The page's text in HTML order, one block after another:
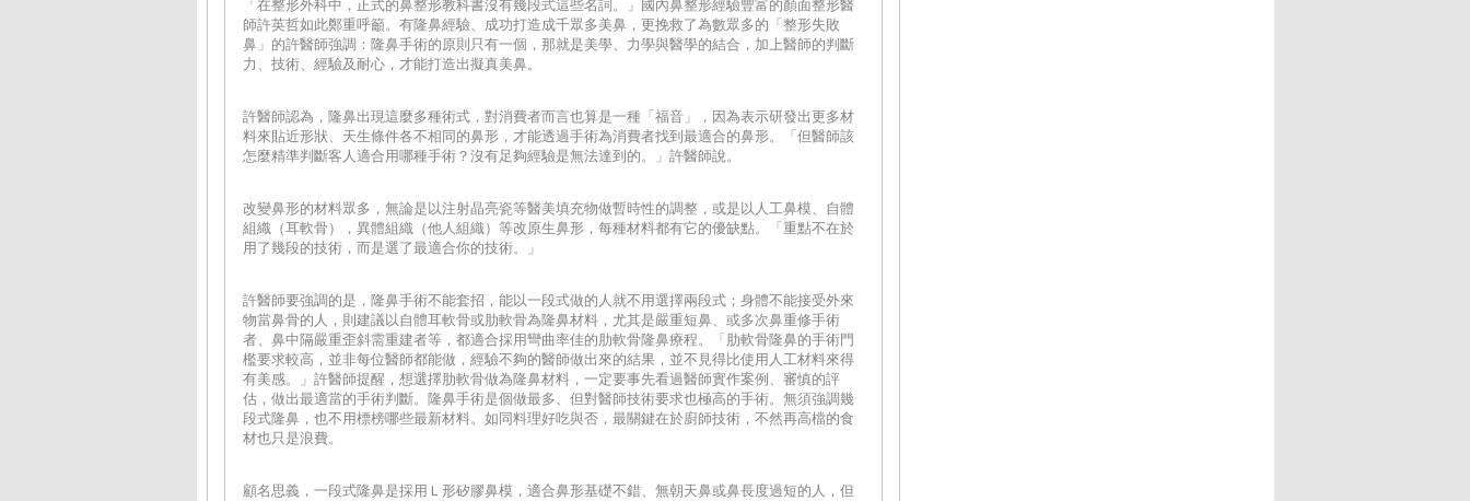
「在整形外科中，正式的鼻整形教科書沒有幾段式這些名詞。」國內鼻整形經驗豐富的顏面整形醫
師許英哲如此鄭重呼籲。有隆鼻經驗、成功打造成千眾多美鼻，更挽救了為數眾多的「整形失敗
鼻」的許醫師強調：隆鼻手術的原則只有一個，那就是美學、力學與醫學的結合，加上醫師的判斷
力、技術、經驗及耐心，才能打造出擬真美鼻。
許醫師認為，隆鼻出現這麼多種術式，對消費者而言也算是一種「福音」，因為表示研發出更多材
料來貼近形狀、天生條件各不相同的鼻形，才能透過手術為消費者找到最適合的鼻形。「但醫師該
怎麼精準判斷客人適合用哪種手術？沒有足夠經驗是無法達到的。」許醫師說。
改變鼻形的材料眾多，無論是以注射晶亮瓷等醫美填充物做暫時性的調整，或是以人工鼻模、自體
組織（耳軟骨），異體組織（他人組織）等改原生鼻形，每種材料都有它的優缺點。「重點不在於
用了幾段的技術，而是選了最適合你的技術。」
許醫師要強調的是，隆鼻手術不能套招，能以一段式做的人就不用選擇兩段式；身體不能接受外來
物當鼻骨的人，則建議以自體耳軟骨或肋軟骨為隆鼻材料，尤其是嚴重短鼻、或多次鼻重修手術
者、鼻中隔嚴重歪斜需重建者等，都適合採用彎曲率佳的肋軟骨隆鼻療程。「肋軟骨隆鼻的手術門
檻要求較高，並非每位醫師都能做，經驗不夠的醫師做出來的結果，並不見得比使用人工材料來得
有美感。」許醫師提醒，想選擇肋軟骨做為隆鼻材料，一定要事先看過醫師實作案例、審慎的評
估，做出最適當的手術判斷。隆鼻手術是個做最多、但對醫師技術要求也極高的手術。無須強調幾
段式隆鼻，也不用標榜哪些最新材料。如同料理好吃與否，最關鍵在於廚師技術，不然再高檔的食
材也只是浪費。
顧名思義，一段式隆鼻是採用Ｌ形矽膠鼻模，適合鼻形基礎不錯、無朝天鼻或鼻長度過短的人，但